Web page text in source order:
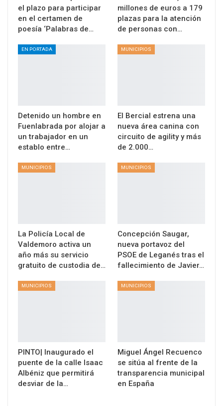
el plazo para participar
en el certamen de
poesía ‘Palabras de…
millones de euros a 179
plazas para la atención
de personas con…
EN PORTADA
Detenido un hombre en
Fuenlabrada por alojar a
un trabajador en un
establo entre…
MUNICIPIOS
El Bercial estrena una
nueva área canina con
circuito de agility y más
de 2.000…
MUNICIPIOS
La Policía Local de
Valdemoro activa un
año más su servicio
gratuito de custodia de…
MUNICIPIOS
Concepción Saugar,
nueva portavoz del
PSOE de Leganés tras el
fallecimiento de Javier…
MUNICIPIOS
PINTO| Inaugurado el
puente de la calle Isaac
Albéniz que permitirá
desviar de la…
MUNICIPIOS
Miguel Ángel Recuenco
se sitúa al frente de la
transparencia municipal
en España